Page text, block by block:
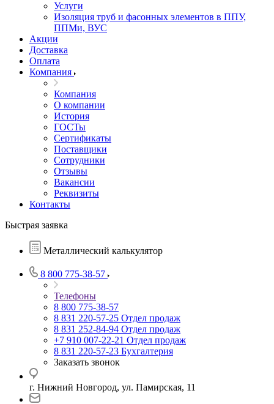
Услуги
Изоляция труб и фасонных элементов в ППУ,
ППМи, ВУС
Акции
Доставка
Оплата
Компания
Компания
О компании
История
ГОСТы
Сертификаты
Поставщики
Сотрудники
Отзывы
Вакансии
Реквизиты
Контакты
Быстрая заявка
Металлический калькулятор
8 800 775-38-57
Телефоны
8 800 775-38-57
8 831 220-57-25 Отдел продаж
8 831 252-84-94 Отдел продаж
+7 910 007-22-21 Отдел продаж
8 831 220-57-23 Бухгалтерия
Заказать звонок
г. Нижний Новгород, ул. Памирская, 11